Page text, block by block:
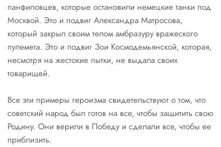
панфиловцев, которые остановили немецкие танки под
Москвой. Это и подвиг Александра Матросова,
который закрыл своим телом амбразуру вражеского
пулемета. Это и подвиг Зои Космодемьянской, которая,
несмотря на жестокие пытки, не выдала своих
товарищей.
Все эти примеры героизма свидетельствуют о том, что
советский народ был готов на все, чтобы защитить свою
Родину. Они верили в Победу и сделали все, чтобы ее
приблизить.